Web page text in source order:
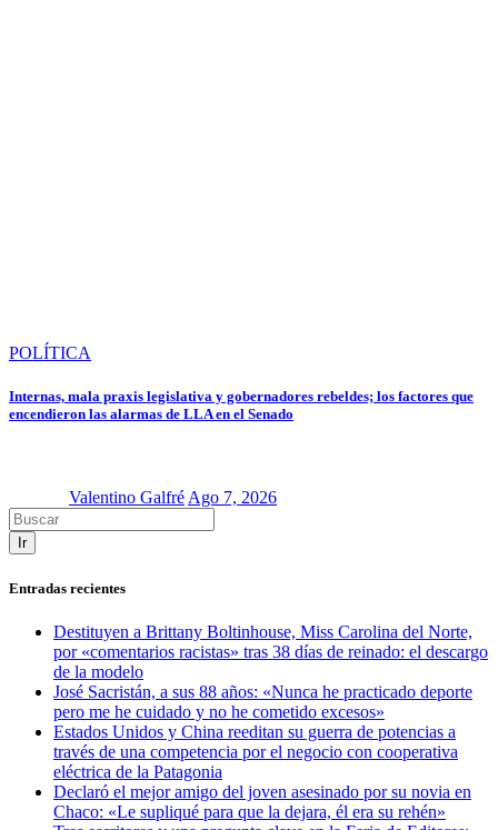
POLÍTICA
Internas, mala praxis legislativa y gobernadores rebeldes; los factores que
encendieron las alarmas de LLA en el Senado
Valentino GalfréAgo 7, 2026
Ir
Entradas recientes
Destituyen a Brittany Boltinhouse, Miss Carolina del Norte,
por «comentarios racistas» tras 38 días de reinado: el descargo
de la modelo
José Sacristán, a sus 88 años: «Nunca he practicado deporte
pero me he cuidado y no he cometido excesos»
Estados Unidos y China reeditan su guerra de potencias a
través de una competencia por el negocio con cooperativa
eléctrica de la Patagonia
Declaró el mejor amigo del joven asesinado por su novia en
Chaco: «Le supliqué para que la dejara, él era su rehén»